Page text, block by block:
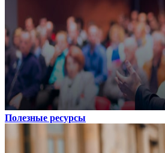
Полезные ресурсы